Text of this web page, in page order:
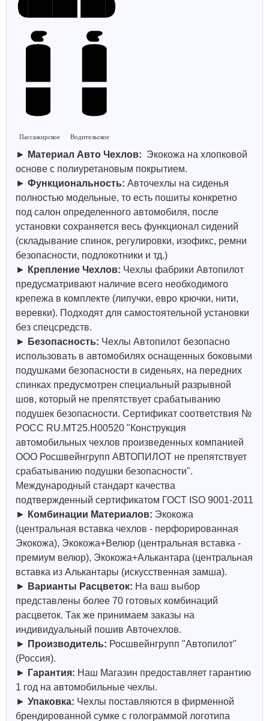
Пассажирское Водительское
► Материал Авто Чехлов: Экокожа на хлопковой
основе с полиуретановым покрытием.
► Функциональность: Авточехлы на сиденья
полностью модельные, то есть пошиты конкретно
под салон определенного автомобиля, после
установки сохраняется весь функционал сидений
(складывание спинок, регулировки, изофикс, ремни
безопасности, подлокотники и тд.)
► Крепление Чехлов: Чехлы фабрики Автопилот
предусматривают наличие всего необходимого
крепежа в комплекте (липучки, евро крючки, нити,
веревки). Подходят для самостоятельной установки
без спецсредств.
► Безопасность: Чехлы Автопилот безопасно
использовать в автомобилях оснащенных боковыми
подушками безопасности в сиденьях, на передних
спинках предусмотрен специальный разрывной
шов, который не препятствует срабатыванию
подушек безопасности. Сертификат соответствия №
РОСС RU.МТ25.Н00520 "Конструкция
автомобильных чехлов произведенных компанией
ООО Росшвейнгрупп АВТОПИЛОТ не препятствует
срабатыванию подушки безопасности".
Международный стандарт качества
подтвержденный сертификатом ГОСТ ISO 9001-2011
► Комбинации Материалов: Экокожа
(центральная вставка чехлов - перфорированная
Экокожа), Экокожа+Велюр (центральная вставка -
премиум велюр), Экокожа+Алькантара (центральная
вставка из Алькантары (искусственная замша).
► Варианты Расцветок: На ваш выбор
представлены более 70 готовых комбинаций
расцветок. Так же принимаем заказы на
индивидуальный пошив Авточехлов.
► Производитель: Росшвейнгрупп "Автопилот"
(Россия).
► Гарантия: Наш Магазин предоставляет гарантию
1 год на автомобильные чехлы.
► Упаковка: Чехлы поставляются в фирменной
брендированной сумке с голограммой логотипа